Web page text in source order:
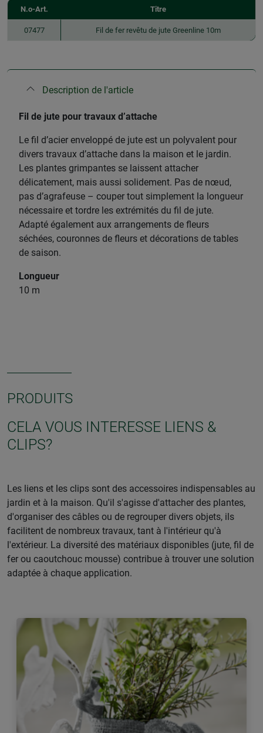
N.o-Art. Titre
07477 Fil de fer revêtu de jute Greenline 10m
Description de l'article
Fil de jute pour travaux d’attache
Le fil d’acier enveloppé de jute est un polyvalent pour
divers travaux d’attache dans la maison et le jardin.
Les plantes grimpantes se laissent attacher
délicatement, mais aussi solidement. Pas de nœud,
pas d’agrafeuse – couper tout simplement la longueur
nécessaire et tordre les extrémités du fil de jute.
Adapté également aux arrangements de fleurs
séchées, couronnes de fleurs et décorations de tables
de saison.
Longueur
10 m
PRODUITS
CELA VOUS INTERESSE LIENS &
CLIPS?
Les liens et les clips sont des accessoires indispensables au
jardin et à la maison. Qu'il s'agisse d'attacher des plantes,
d'organiser des câbles ou de regrouper divers objets, ils
facilitent de nombreux travaux, tant à l'intérieur qu'à
l'extérieur. La diversité des matériaux disponibles (jute, fil de
fer ou caoutchouc mousse) contribue à trouver une solution
adaptée à chaque application.